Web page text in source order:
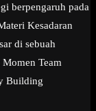
berpengaruh pada
Kesadaran
di sebuah
Team
Building